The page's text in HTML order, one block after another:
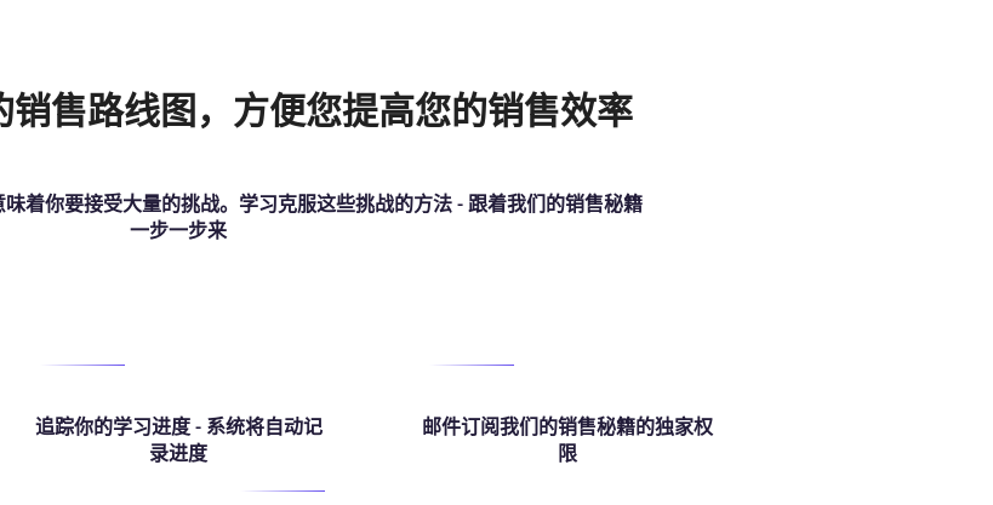
售路线图，方便您提高您的销售效率
着你要接受大量的挑战。学习克服这些挑战的方法 - 跟着我们的销售秘籍
一步一步来
追踪你的学习进度 - 系统将自动记
录进度
邮件订阅我们的销售秘籍的独家权
限